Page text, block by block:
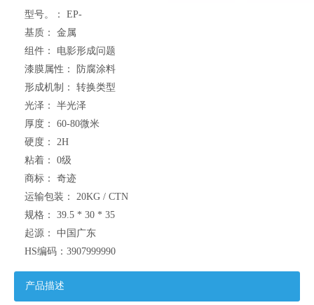
型号。：
EP-
基质：
金属
组件：
电影形成问题
漆膜属性：
防腐涂料
形成机制：
转换类型
光泽：
半光泽
厚度：
60-80微米
硬度：
2H
粘着：
0级
商标：
奇迹
运输包装：
20KG / CTN
规格：
39.5 * 30 * 35
起源：
中国广东
HS编码： 3907999990
产品描述